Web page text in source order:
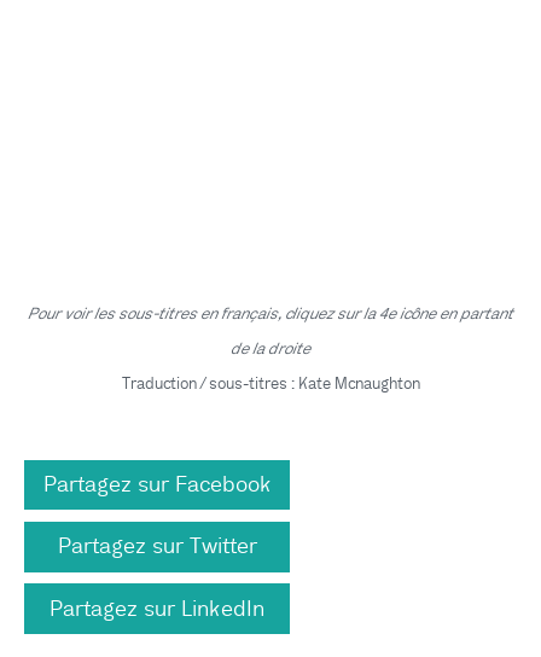
Pour voir les sous-titres en français, cliquez sur la 4e icône en partant
de la droite
Traduction / sous-titres : Kate Mcnaughton
Partagez sur Facebook
Partagez sur Twitter
Partagez sur LinkedIn